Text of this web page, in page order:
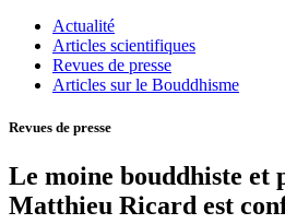
Actualité
Articles scientifiques
Revues de presse
Articles sur le Bouddhisme
Revues de presse
Le moine bouddhiste et
Matthieu Ricard est